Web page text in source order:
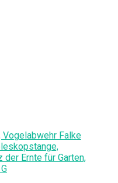
Vogelabwehr Falke
Ernte für Garten,